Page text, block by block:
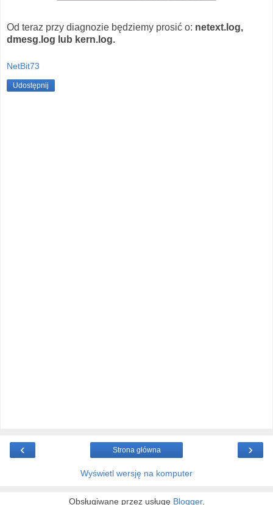
Od teraz przy diagnozie będziemy prosić o: netext.log,
dmesg.log lub kern.log.
NetBit73
Udostępnij
‹ ›
Strona główna
Wyświetl wersję na komputer
Obsługiwane przez usługę Blogger.